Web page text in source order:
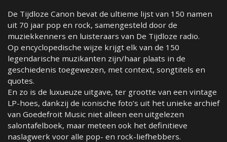
De Tijdloze Canon bevat de ultieme lijst van 150 namen
uit 70 jaar pop en rock, samengesteld door de
muziekkenners en luisteraars van De Tijdloze radio.
Op encyclopedische wijze krijgt elk van de 150
legendarische muzikanten zijn/haar plaats in de
geschiedenis toegewezen, met context, songtitels en
quotes.
En zo is de luxueuze uitgave, ter grootte van een vintage
LP-hoes, dankzij de iconische foto’s uit het unieke archief
van Goedefroit Music niet alleen een uitgelezen
salontafelboek, maar meteen ook het definitieve
naslagwerk voor alle pop- en rock-liefhebbers.